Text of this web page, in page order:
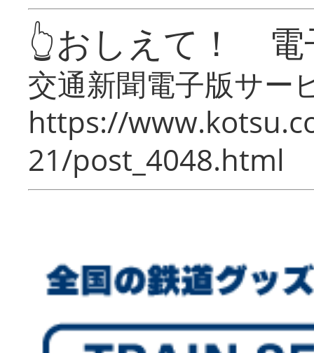
👆おしえて！ 電
交通新聞電子版サー
https://
21/post_4048.html